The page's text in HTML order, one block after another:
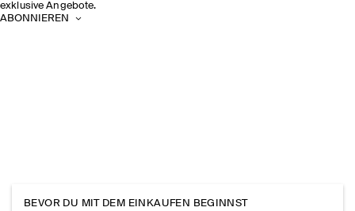
exklusive Angebote.
ABONNIEREN
BEVOR DU MIT DEM EINKAUFEN BEGINNST